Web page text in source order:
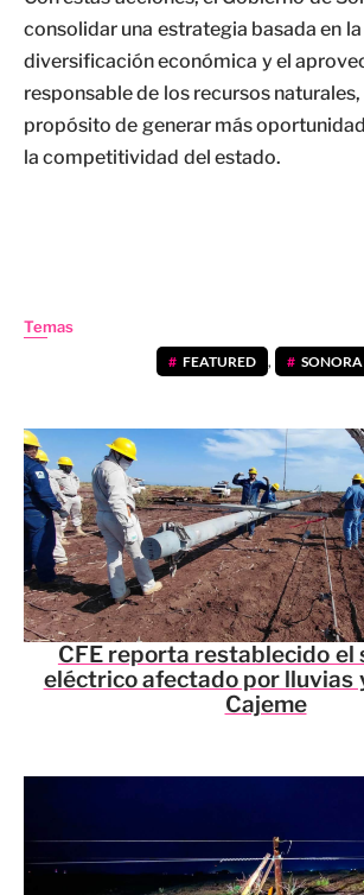
consolidar una estrategia basada en
diversificación económica y el
responsable de los recursos naturales,
propósito de generar más
la competitividad del estado.
Temas
FEATURED , SONORA
CFE reporta restablecido el
eléctrico afectado por lluvias
Cajeme